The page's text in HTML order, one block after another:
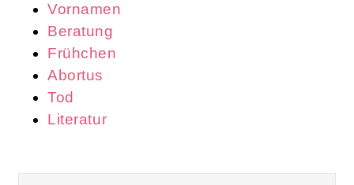
Vornamen
Beratung
Frühchen
Abortus
Tod
Literatur